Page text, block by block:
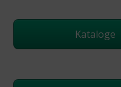
Kataloge